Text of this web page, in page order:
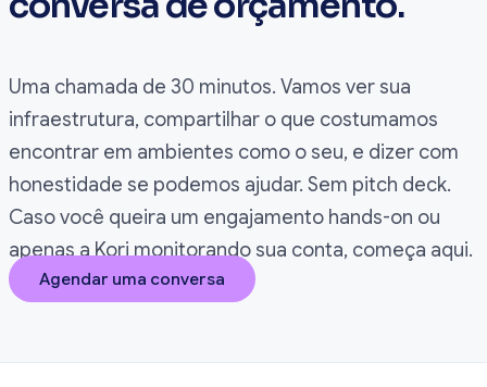
Uma chamada de 30 minutos. Vamos ver sua
infraestrutura, compartilhar o que costumamos
encontrar em ambientes como o seu, e dizer com
honestidade se podemos ajudar. Sem pitch deck.
Caso você queira um engajamento hands-on ou
apenas a Kori monitorando sua conta, começa aqui.
Agendar uma conversa